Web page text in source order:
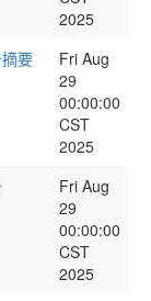
2025
要
Fri Aug
29
00:00:00
CST
2025
Fri Aug
29
00:00:00
CST
2025